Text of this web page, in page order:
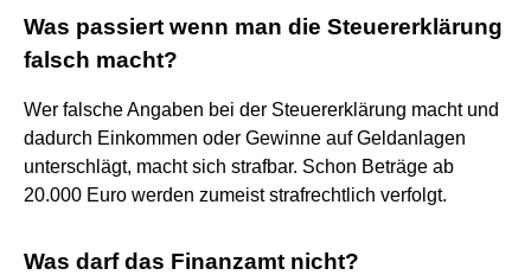
Was passiert wenn man die Steuererklärung
falsch macht?
Wer falsche Angaben bei der Steuererklärung macht und
dadurch Einkommen oder Gewinne auf Geldanlagen
unterschlägt, macht sich strafbar. Schon Beträge ab
20.000 Euro werden zumeist strafrechtlich verfolgt.
Was darf das Finanzamt nicht?